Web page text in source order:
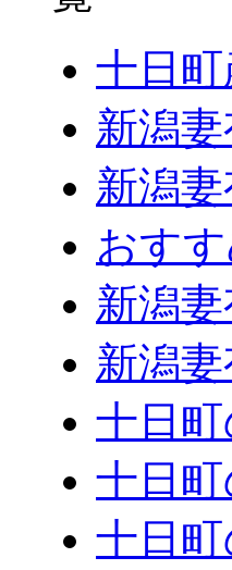
十日
新潟
新潟
おす
新潟
新潟
十日
十日
十日